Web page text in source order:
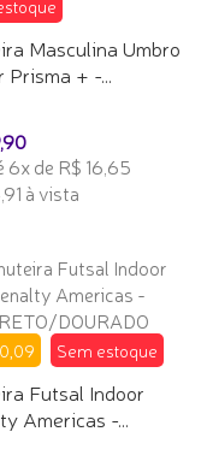
Masculina Umbro
+ -...
6x de R$ 16,65
à vista
Sem estoque
Futsal Indoor
Americas -...